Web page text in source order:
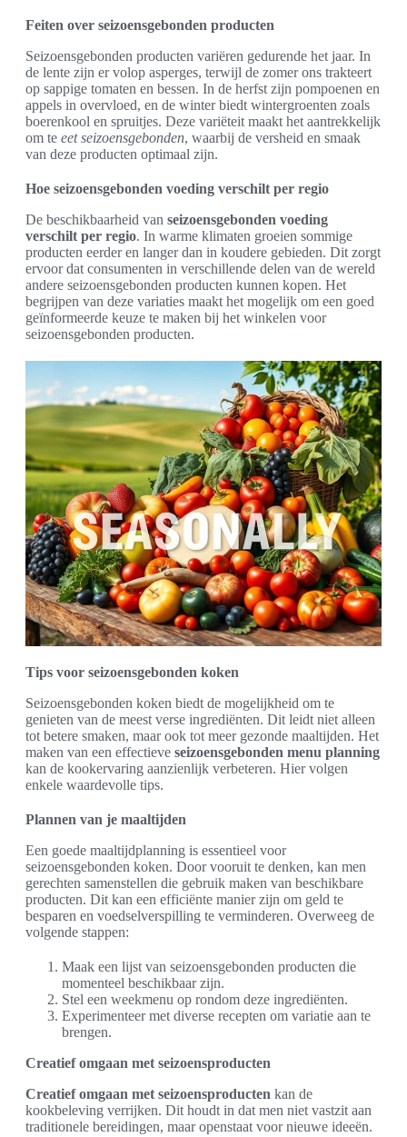
Feiten over seizoensgebonden producten
Seizoensgebonden producten variëren gedurende het jaar. In
de lente zijn er volop asperges, terwijl de zomer ons trakteert
op sappige tomaten en bessen. In de herfst zijn pompoenen en
appels in overvloed, en de winter biedt wintergroenten zoals
boerenkool en spruitjes. Deze variëteit maakt het aantrekkelijk
om te eet seizoensgebonden, waarbij de versheid en smaak
van deze producten optimaal zijn.
Hoe seizoensgebonden voeding verschilt per regio
De beschikbaarheid van seizoensgebonden voeding
verschilt per regio. In warme klimaten groeien sommige
producten eerder en langer dan in koudere gebieden. Dit zorgt
ervoor dat consumenten in verschillende delen van de wereld
andere seizoensgebonden producten kunnen kopen. Het
begrijpen van deze variaties maakt het mogelijk om een goed
geïnformeerde keuze te maken bij het winkelen voor
seizoensgebonden producten.
Tips voor seizoensgebonden koken
Seizoensgebonden koken biedt de mogelijkheid om te
genieten van de meest verse ingrediënten. Dit leidt niet alleen
tot betere smaken, maar ook tot meer gezonde maaltijden. Het
maken van een effectieve seizoensgebonden menu planning
kan de kookervaring aanzienlijk verbeteren. Hier volgen
enkele waardevolle tips.
Plannen van je maaltijden
Een goede maaltijdplanning is essentieel voor
seizoensgebonden koken. Door vooruit te denken, kan men
gerechten samenstellen die gebruik maken van beschikbare
producten. Dit kan een efficiënte manier zijn om geld te
besparen en voedselverspilling te verminderen. Overweeg de
volgende stappen:
Maak een lijst van seizoensgebonden producten die
momenteel beschikbaar zijn.
Stel een weekmenu op rondom deze ingrediënten.
Experimenteer met diverse recepten om variatie aan te
brengen.
Creatief omgaan met seizoensproducten
Creatief omgaan met seizoensproducten kan de
kookbeleving verrijken. Dit houdt in dat men niet vastzit aan
traditionele bereidingen, maar openstaat voor nieuwe ideeën.